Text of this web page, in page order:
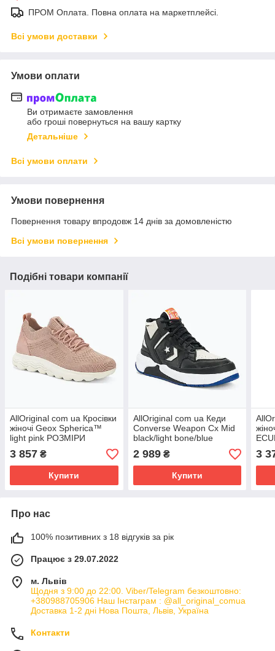
ПРОМ Оплата. Повна оплата на маркетплейсі.
Всі умови доставки
Умови оплати
Ви отримаєте замовлення
або гроші повернуться на вашу картку
Детальніше
Всі умови оплати
Умови повернення
Повернення товару впродовж 14 днів за домовленістю
Всі умови повернення
Подібні товари компанії
AllOriginal com ua Кросівки
жіночі Geox Spherica™
light pink РОЗМІРИ
ЗАПИТУЙТЕ
3 857 ₴
Купити
AllOriginal com ua Кеди
Converse Weapon Cx Mid
black/light bone/blue
РОЗМІРИ ЗАПИТУЙТЕ
2 989₴
Купити
3
Про нас
100% позитивних з 18 відгуків за рік
Працює з 29.07.2022
м. Львів
Щодня з 9:00 до 22:00. Viber/Telegram безкоштовно:
+380988705906 Наш Інстаграм : @all_original_comua
Доставка 1-2 дні Нова Пошта, Львів, Україна
Контакти